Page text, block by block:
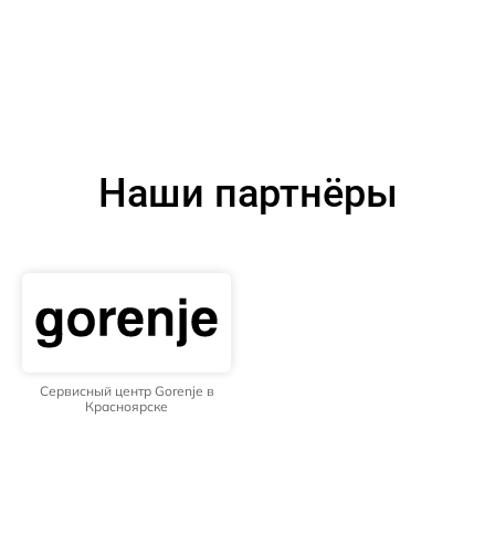
Наши партнёры
Сервисный центр Gorenje в
Красноярске